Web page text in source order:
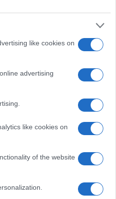
like cookies on
advertising
like cookies on
of the website
το
τους
θα λέμε
για να
τότε
έναν